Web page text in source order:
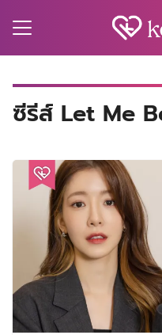
ซีรีส์ Let Me